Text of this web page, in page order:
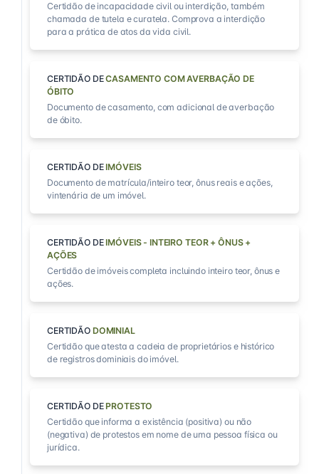
Certidão de incapacidade civil ou interdição, também
chamada de tutela e curatela. Comprova a interdição
para a prática de atos da vida civil.
CERTIDÃO DECASAMENTO COM AVERBAÇÃO DE
ÓBITO
Documento de casamento, com adicional de averbação
de óbito.
CERTIDÃO DEIMÓVEIS
Documento de matrícula/inteiro teor, ônus reais e ações,
vintenária de um imóvel.
CERTIDÃO DEIMÓVEIS - INTEIRO TEOR + ÔNUS +
AÇÕES
Certidão de imóveis completa incluindo inteiro teor, ônus e
ações.
CERTIDÃO DOMINIAL
Certidão que atesta a cadeia de proprietários e histórico
de registros dominiais do imóvel.
CERTIDÃO DEPROTESTO
Certidão que informa a existência (positiva) ou não
(negativa) de protestos em nome de uma pessoa física ou
jurídica.